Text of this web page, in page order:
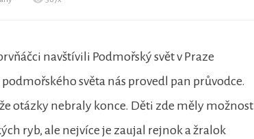
navštívili Podmořský svět v Praze
světa nás provedl pan průvodce.
otázky nebraly konce. Děti zde měly možnost
ryb, ale nejvíce je zaujal rejnok a žralok